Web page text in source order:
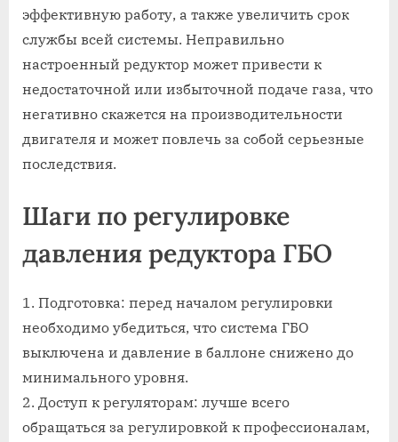
эффективную работу, а также увеличить срок
службы всей системы. Неправильно
настроенный редуктор может привести к
недостаточной или избыточной подаче газа, что
негативно скажется на производительности
двигателя и может повлечь за собой серьезные
последствия.
Шаги по регулировке
давления редуктора ГБО
1. Подготовка: перед началом регулировки
необходимо убедиться, что система ГБО
выключена и давление в баллоне снижено до
минимального уровня.
2. Доступ к регуляторам: лучше всего
обращаться за регулировкой к профессионалам,